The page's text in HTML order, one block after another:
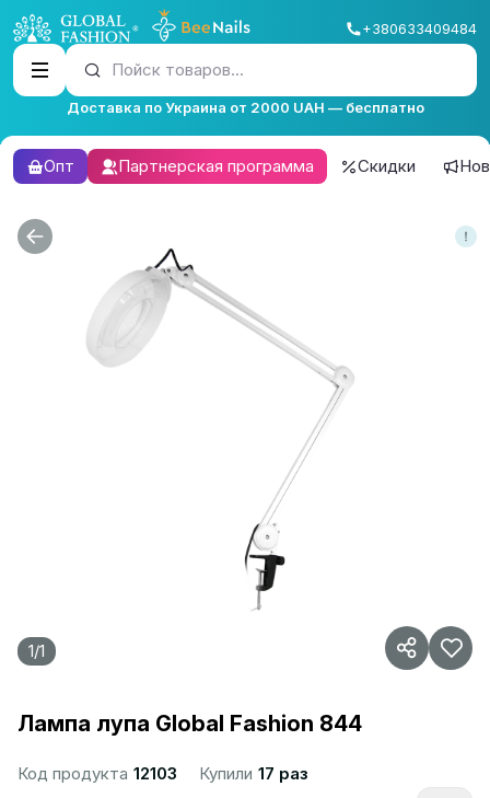
+380633409484
Пойск товаров...
Доставка по Украина от 2000 UAH — бесплатно
Опт Партнерская программа Скидки
1/1
Лампа лупа Global Fashion 844
Код продукта 12103 Купили 17 раз